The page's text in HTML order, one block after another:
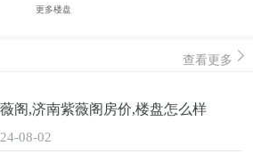
更多楼盘
查看更多
阁,济南紫薇阁房价,楼盘怎么样
08-02